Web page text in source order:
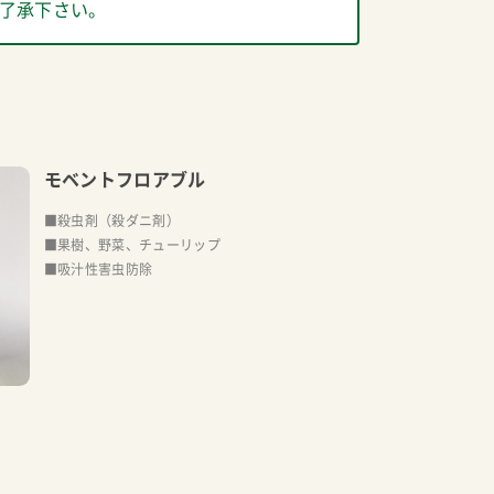
下さい。
モベントフロアブル
■殺虫剤（殺ダニ剤）
■果樹、野菜、チューリップ
■吸汁性害虫防除